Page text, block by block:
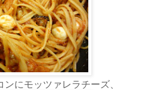
にモッツァレラチーズ、